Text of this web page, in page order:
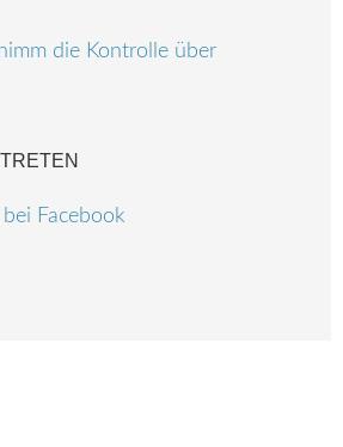
die Kontrolle über